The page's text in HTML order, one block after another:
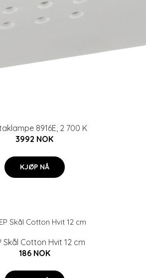
8916E, 2 700 K
3992 NOK
KJØP NÅ
Skål Cotton Hvit 12 cm
186 NOK